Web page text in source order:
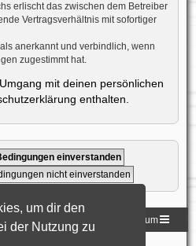
um dir den
der Nutzung zu
erlischt das zwischen dem Betreiber
Vertragsverhältnis mit sofortiger
anerkannt und verbindlich, wenn
zugestimmt hat.
mit deinen persönlichen
enthalten.
Übersicht Impressum